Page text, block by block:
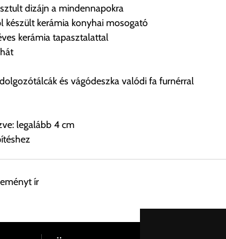
dizájn a mindennapokra
készült kerámia konyhai mosogató
kerámia tapasztalattal
és vágódeszka valódi fa furnérral
legalább 4 cm
átvenni Budapesti Cégcsoportunk Stúdiójában
ír